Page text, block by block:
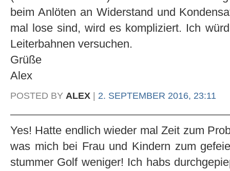
beim Anlöten an Widerstand und
mal lose sind, wird es kompliziert. Ich
Leiterbahnen versuchen.
Grüße
Alex
POSTED BY ALEX | 2. SEPTEMBER 2016, 23:11
Yes! Hatte endlich wieder mal Zeit zum
was mich bei Frau und Kindern zum
stummer Golf weniger! Ich habs